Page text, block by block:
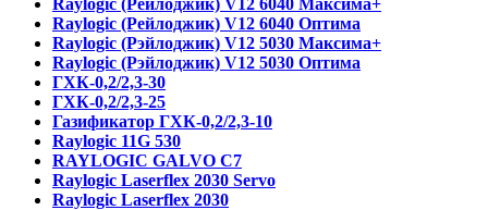
Raylogic (Рейлоджик) V12 6040 Оптима
Raylogic (Рэйлоджик) V12 5030 Максима+
Raylogic (Рэйлоджик) V12 5030 Оптима
ГХК-0,2/2,3-30
ГХК-0,2/2,3-25
Газификатор ГХК-0,2/2,3-10
Raylogic 11G 530
RAYLOGIC GALVO С7
Raylogic Laserflex 2030 Servo
Raylogic Laserflex 2030